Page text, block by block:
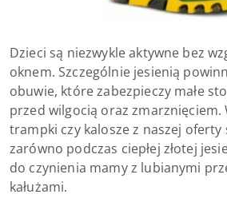
Dzieci są niezwykle aktywne bez
oknem. Szczególnie jesienią
obuwie, które zabezpieczy małe
przed wilgocią oraz zmarznięciem.
trampki czy kalosze z naszej oferty
zarówno podczas ciepłej złotej
do czynienia mamy z lubianymi
kałużami.